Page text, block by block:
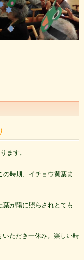
ます。
時期、イチョウ黄葉ま
葉が陽に照らされとても
いただき一休み。楽しい時